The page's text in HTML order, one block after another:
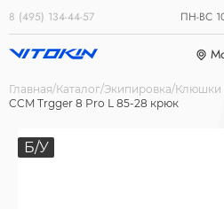
8 (495) 134-44-57 ПН-ВС
Главная Каталог Экипировка Клюшки
CCM Trgger 8 Pro L 85-28 крюк
Б/У